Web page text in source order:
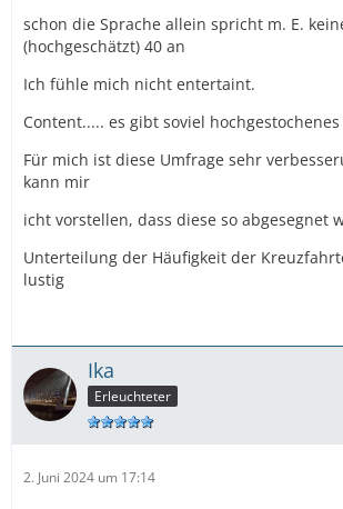
schon die Sprache allein spricht m. E.
(hochgeschätzt) 40 an
Ich fühle mich nicht entertaint.
Content..... es gibt soviel
Für mich ist diese Umfrage sehr
kann mir
icht vorstellen, dass diese so abgesegnet
Unterteilung der Häufigkeit der
lustig
Ika
Erleuchteter
2. Juni 2024 um 17:14